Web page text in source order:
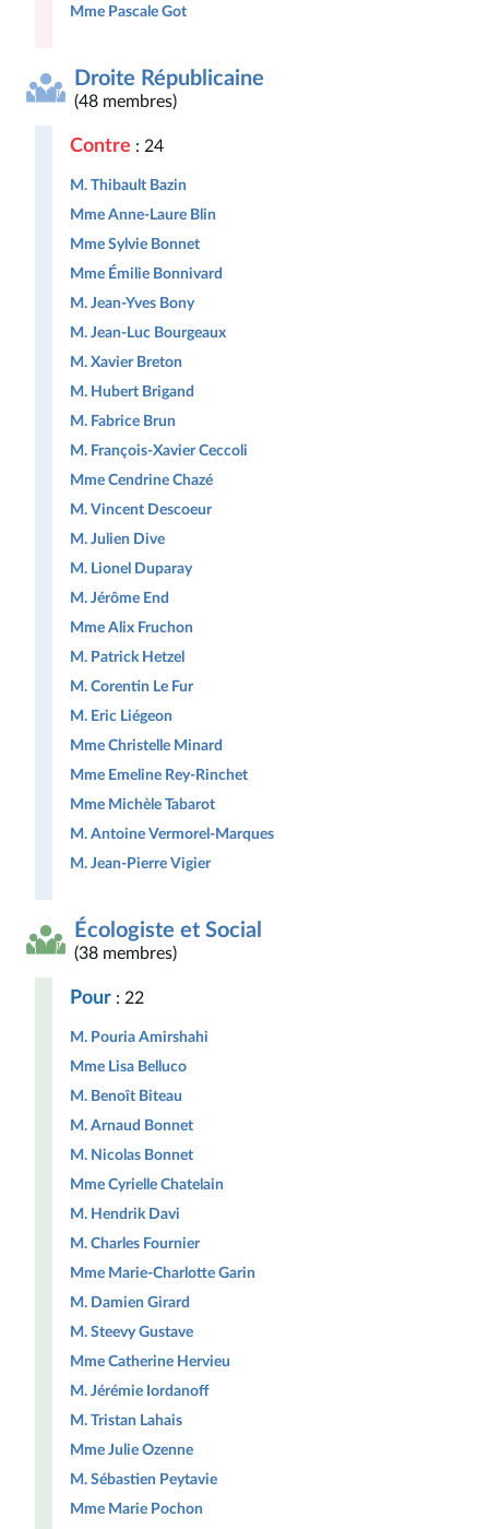
Mme Pascale Got
Droite Républicaine
(48 membres)
Contre : 24
M. Thibault Bazin
Mme Anne-Laure Blin
Mme Sylvie Bonnet
Mme Émilie Bonnivard
M. Jean-Yves Bony
M. Jean-Luc Bourgeaux
M. Xavier Breton
M. Hubert Brigand
M. Fabrice Brun
M. François-Xavier Ceccoli
Mme Cendrine Chazé
M. Vincent Descoeur
M. Julien Dive
M. Lionel Duparay
M. Jérôme End
Mme Alix Fruchon
M. Patrick Hetzel
M. Corentin Le Fur
M. Eric Liégeon
Mme Christelle Minard
Mme Emeline Rey-Rinchet
Mme Michèle Tabarot
M. Antoine Vermorel-Marques
M. Jean-Pierre Vigier
Écologiste et Social
(38 membres)
Pour : 22
M. Pouria Amirshahi
Mme Lisa Belluco
M. Benoît Biteau
M. Arnaud Bonnet
M. Nicolas Bonnet
Mme Cyrielle Chatelain
M. Hendrik Davi
M. Charles Fournier
Mme Marie-Charlotte Garin
M. Damien Girard
M. Steevy Gustave
Mme Catherine Hervieu
M. Jérémie Iordanoff
M. Tristan Lahais
Mme Julie Ozenne
M. Sébastien Peytavie
Mme Marie Pochon